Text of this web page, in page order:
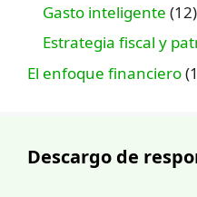
Gasto inteligente (12)
Estrategia fiscal y
El enfoque financiero
Descargo de